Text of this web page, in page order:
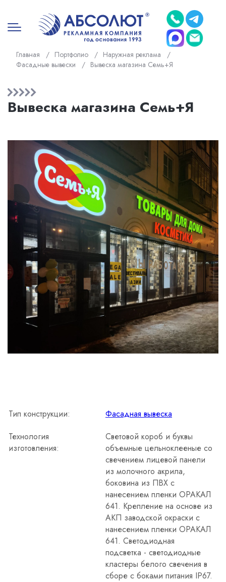
Главная / Портфолио / Наружная реклама /
Фасадные вывески / Вывеска магазина Семь+Я
Вывеска магазина Семь+Я
Тип конструкции:
Фасадная вывеска
Технология
изготовления:
Световой короб и буквы
объемные цельноклееные со
свечением лицевой панели
из молочного акрила,
боковина из ПВХ с
нанесением пленки ОРАКАЛ
641. Крепление на основе из
АКП заводской окраски с
нанесением пленки ОРАКАЛ
641. Светодиодная
подсветка - светодиодные
кластеры белого свечения в
сборе с боками питания IP67.